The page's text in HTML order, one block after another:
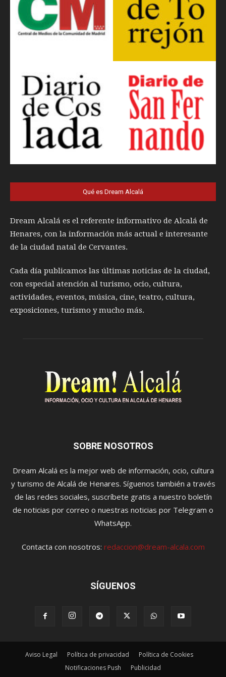
Qué es Dream Alcalá
Dream Alcalá es el referente informativo de Alcalá de
Henares, con la información más actual e interesante
de la ciudad natal de Cervantes.
Cada día publicamos las últimas noticias de la ciudad,
con especial atención al turismo, ocio, cultura,
actividades, eventos, música, cine, teatro, cultura,
exposiciones, turismo y mucho más.
SOBRE NOSOTROS
Dream Alcalá es la mejor web de información, ocio, cultura
y turismo de Alcalá de Henares. Síguenos también a través
de las redes sociales, suscríbete gratis a nuestro boletín
de noticias por correo o nuestras noticias por Telegram o
WhatsApp.
Contacta con nosotros: redaccion@dream-alcala.com
SÍGUENOS
Aviso Legal Política de privacidad
Política de Cookies
Notificaciones Push
Publicidad